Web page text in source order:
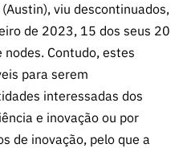
viu descontinuados,
de 2023, 15 dos seus 20
Contudo, estes
para serem
interessadas dos
e inovação ou por
de inovação, pelo que a